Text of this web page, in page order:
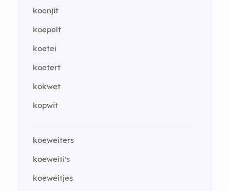
koenjit
koepelt
koetei
koetert
kokwet
kopwit
koeweiters
koeweiti's
koeweitjes